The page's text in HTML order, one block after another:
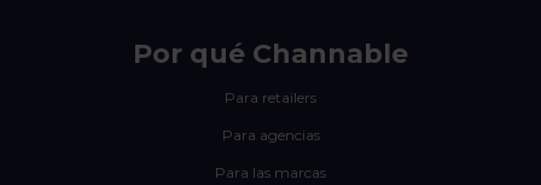
Por qué Channable
Para retailers
Para agencias
Para las marcas